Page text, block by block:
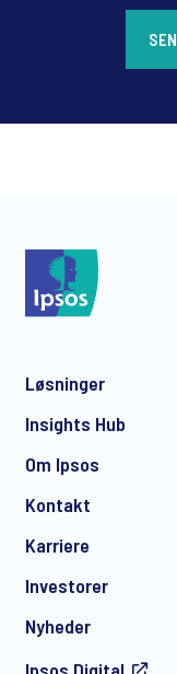
Løsninger
Insights Hub
Om Ipsos
Kontakt
Karriere
Investorer
Nyheder